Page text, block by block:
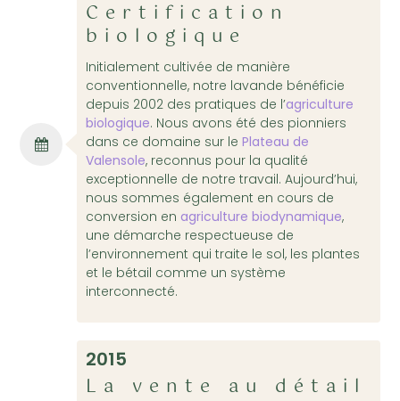
Certification
biologique
Initialement cultivée de manière
conventionnelle, notre lavande bénéficie
depuis 2002 des pratiques de l’agriculture
biologique. Nous avons été des pionniers
dans ce domaine sur lePlateau de
Valensole, reconnus pour la qualité
exceptionnelle de notre travail. Aujourd’hui,
nous sommes également en cours de
conversion en agriculture biodynamique,
une démarche respectueuse de
l’environnement qui traite le sol, les plantes
et le bétail comme un système
interconnecté.
2015
La vente au détail